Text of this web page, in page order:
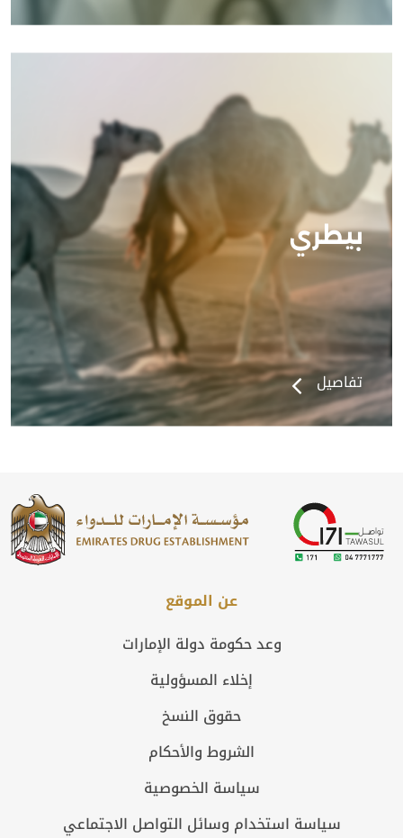
بيطري
تفاصيل
عن الموقع
وعد حكومة دولة الإمارات
إخلاء المسؤولية
حقوق النسخ
الشروط والأحكام
سياسة الخصوصية
سياسة استخدام وسائل التواصل الاجتماعي